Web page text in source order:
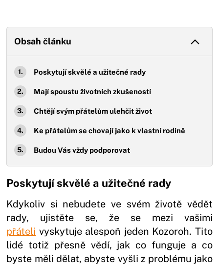
Obsah článku
Poskytují skvělé a užitečné rady
Mají spoustu životních zkušeností
Chtějí svým přátelům ulehčit život
Ke přátelům se chovají jako k vlastní rodině
Budou Vás vždy podporovat
Poskytují skvělé a užitečné rady
Kdykoliv si nebudete ve svém životě vědět
rady, ujistěte se, že se mezi vašimi
přáteli vyskytuje alespoň jeden Kozoroh. Tito
lidé totiž přesně vědí, jak co funguje a co
byste měli dělat, abyste vyšli z problému jako